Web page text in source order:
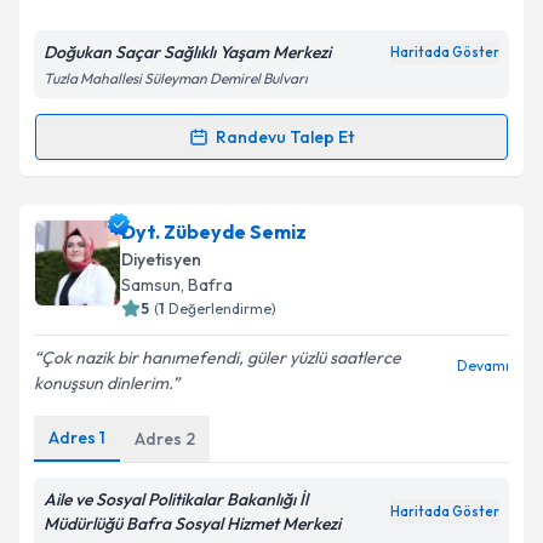
Kişisel verilerimin işlenmesine ilişkin
Metni'ni okudum ve kişisel verilerimin belirtilen
Takvim Talebini Gönder
Doğukan Saçar Sağlıklı Yaşam Merkezi Haritada Göster
Tuzla Mahallesi Süleyman Demirel Bulvarı
Randevu Talep Et
Randevu Takvimi Talebi
Dyt. Doğukan Saçar için randevu takvimi talebi
oluşturun. Size bu uzmandan randevu almanız için bir
takvim hazırlandığında e-posta ile bilgilendireceğiz.
Kişisel verilerimin işlenmesine ilişkin
Metni'ni okudum ve kişisel verilerimin belirtilen
kapsamda işlenmesini kabul ediyorum.
Dyt. Zübeyde Semiz
Diyetisyen
Samsun, Bafra
5 (1 Değerlendirme)
Çok nazik bir hanımefendi, güler yüzlü saatlerce
konuşsun dinlerim.
Devamı
Adres 1 Adres 2
Aile ve Sosyal Politikalar Bakanlığı İl
Müdürlüğü Bafra Sosyal Hizmet Merkezi
Haritada Göster